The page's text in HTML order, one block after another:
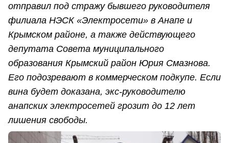
отправил под стражу бывшего руководителя
филиала НЭСК «Электросети» в Анапе и
Крымском районе, а также действующего
депутата Совета муниципального
образования Крымский район Юрия Смазнова.
Его подозревают в коммерческом подкупе. Если
вина будет доказана, экс-руководителю
анапских электросетей грозит до 12 лет
лишения свободы.